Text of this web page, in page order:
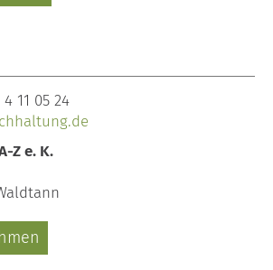
11 05 24
Z e. K.